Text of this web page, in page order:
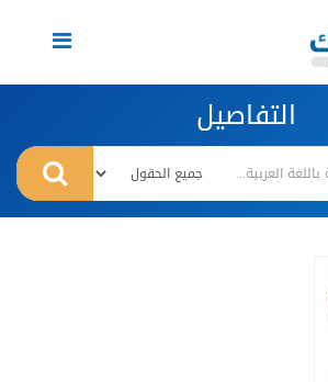
Toggle
navigation
التفاصيل